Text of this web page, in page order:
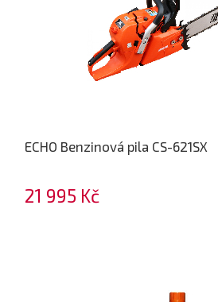
ECHO Benzinová pila CS-621SX
21 995 Kč